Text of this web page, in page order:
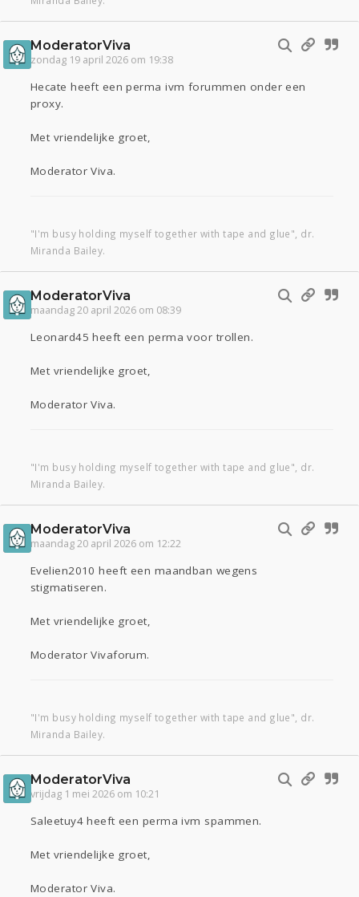
ModeratorViva
zondag 19 april 2026 om 19:38
Hecate heeft een perma ivm forummen onder een
proxy.
Met vriendelijke groet,
Moderator Viva.
"I'm busy holding myself together with tape and glue", dr.
Miranda Bailey.
ModeratorViva
maandag 20 april 2026 om 08:39
Leonard45 heeft een perma voor trollen.
Met vriendelijke groet,
Moderator Viva.
"I'm busy holding myself together with tape and glue", dr.
Miranda Bailey.
ModeratorViva
maandag 20 april 2026 om 12:22
Evelien2010 heeft een maandban wegens
stigmatiseren.
Met vriendelijke groet,
Moderator Vivaforum.
"I'm busy holding myself together with tape and glue", dr.
Miranda Bailey.
ModeratorViva
vrijdag 1 mei 2026 om 10:21
Saleetuy4 heeft een perma ivm spammen.
Met vriendelijke groet,
Moderator Viva.